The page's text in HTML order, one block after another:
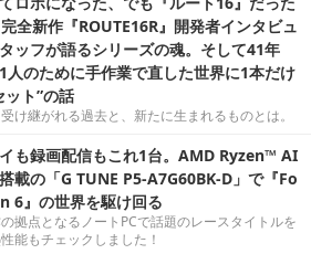
全新作『ROUTE16R』開発者インタビュ
ッフが語るシリーズの魂。そして41年
人のために手作業で直した世界に1本だけ
ット”の話
け継がれる過去と、新たに生まれるものとは。
も録画配信もこれ1台。AMD Ryzen™ AI
載の「G TUNE P5-A7G60BK-D」で『Fo
6』の世界を駆け回る
拠点となるノートPCで話題のレースタイトルを
能もチェックしました！